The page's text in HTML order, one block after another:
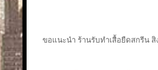
ขอแนะนำ ร้านรับทําเสื้อยืดสกรีน